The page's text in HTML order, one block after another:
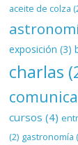
aceite de colza
exposición (3)
charlas
cursos (4)
(2) gastronomía